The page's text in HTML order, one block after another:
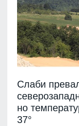
Слаби
но
37°